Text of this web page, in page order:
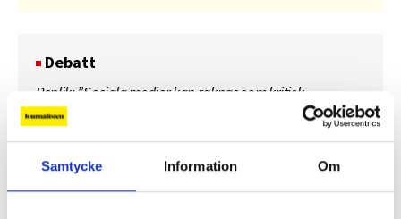
Samtycke Information Om
Debatt
Replik: ”Sociala medier kan räknas som kritisk
infrastruktur”
Replik: ”Public service-bolagen behöver Tiktok och